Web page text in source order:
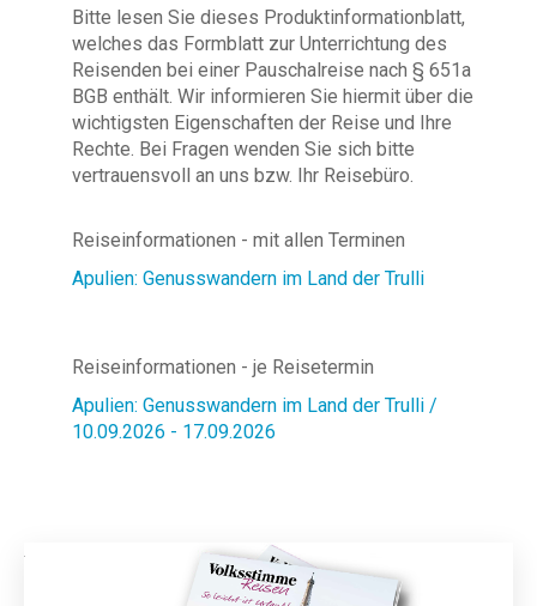
Bitte lesen Sie dieses Produktinformationblatt,
welches das Formblatt zur Unterrichtung des
Reisenden bei einer Pauschalreise nach § 651a
BGB enthält. Wir informieren Sie hiermit über die
wichtigsten Eigenschaften der Reise und Ihre
Rechte. Bei Fragen wenden Sie sich bitte
vertrauensvoll an uns bzw. Ihr Reisebüro.
Reiseinformationen - mit allen Terminen
Apulien: Genusswandern im Land der Trulli
Reiseinformationen - je Reisetermin
Apulien: Genusswandern im Land der Trulli /
10.09.2026 - 17.09.2026